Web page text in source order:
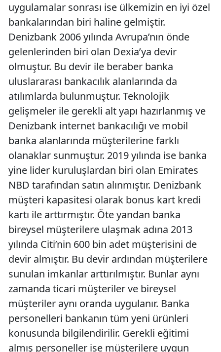
uygulamalar sonrası ise ülkemizin en iyi özel
bankalarından biri haline gelmiştir.
Denizbank 2006 yılında Avrupa’nın önde
gelenlerinden biri olan Dexia’ya devir
olmuştur. Bu devir ile beraber banka
uluslararası bankacılık alanlarında da
atılımlarda bulunmuştur. Teknolojik
gelişmeler ile gerekli alt yapı hazırlanmış ve
Denizbank internet bankacılığı ve mobil
banka alanlarında müşterilerine farklı
olanaklar sunmuştur. 2019 yılında ise banka
yine lider kuruluşlardan biri olan Emirates
NBD tarafından satın alınmıştır. Denizbank
müşteri kapasitesi olarak bonus kart kredi
kartı ile arttırmıştır. Öte yandan banka
bireysel müşterilere ulaşmak adına 2013
yılında Citi’nin 600 bin adet müşterisini de
devir almıştır. Bu devir ardından müşterilere
sunulan imkanlar arttırılmıştır. Bunlar aynı
zamanda ticari müşteriler ve bireysel
müşteriler aynı oranda uygulanır. Banka
personelleri bankanın tüm yeni ürünleri
konusunda bilgilendirilir. Gerekli eğitimi
almış personeller ise müşterilere uygun